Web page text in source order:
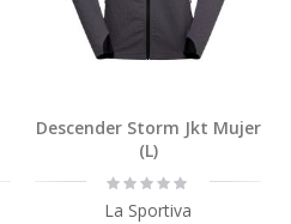
Descender Storm Jkt Mujer
(L)
Rating:
La Sportiva